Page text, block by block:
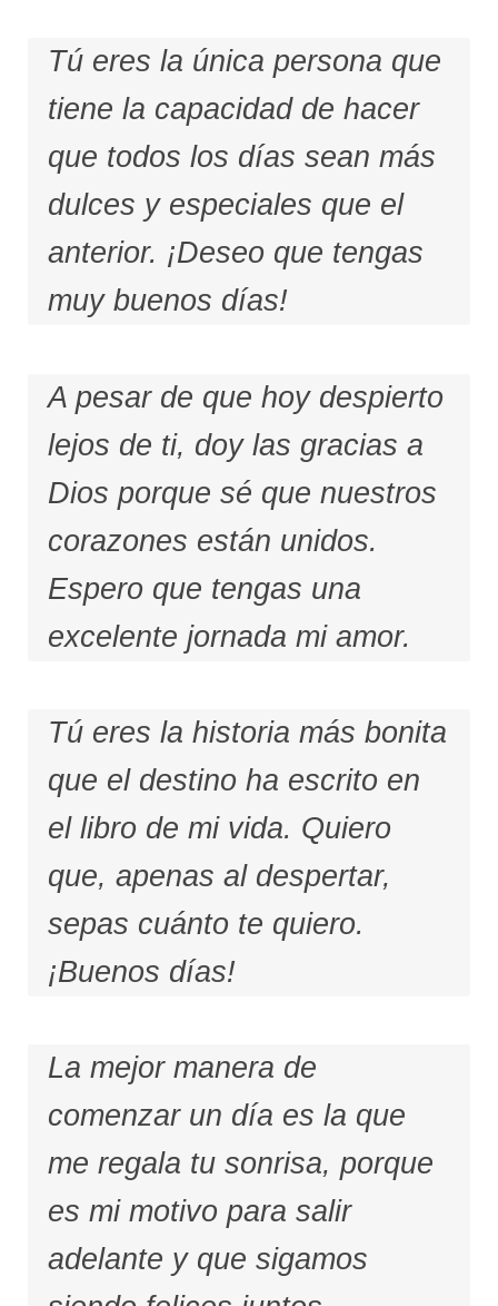
Tú eres la única persona que
tiene la capacidad de hacer
que todos los días sean más
dulces y especiales que el
anterior. ¡Deseo que tengas
muy buenos días!
A pesar de que hoy despierto
lejos de ti, doy las gracias a
Dios porque sé que nuestros
corazones están unidos.
Espero que tengas una
excelente jornada mi amor.
Tú eres la historia más bonita
que el destino ha escrito en
el libro de mi vida. Quiero
que, apenas al despertar,
sepas cuánto te quiero.
¡Buenos días!
La mejor manera de
comenzar un día es la que
me regala tu sonrisa, porque
es mi motivo para salir
adelante y que sigamos